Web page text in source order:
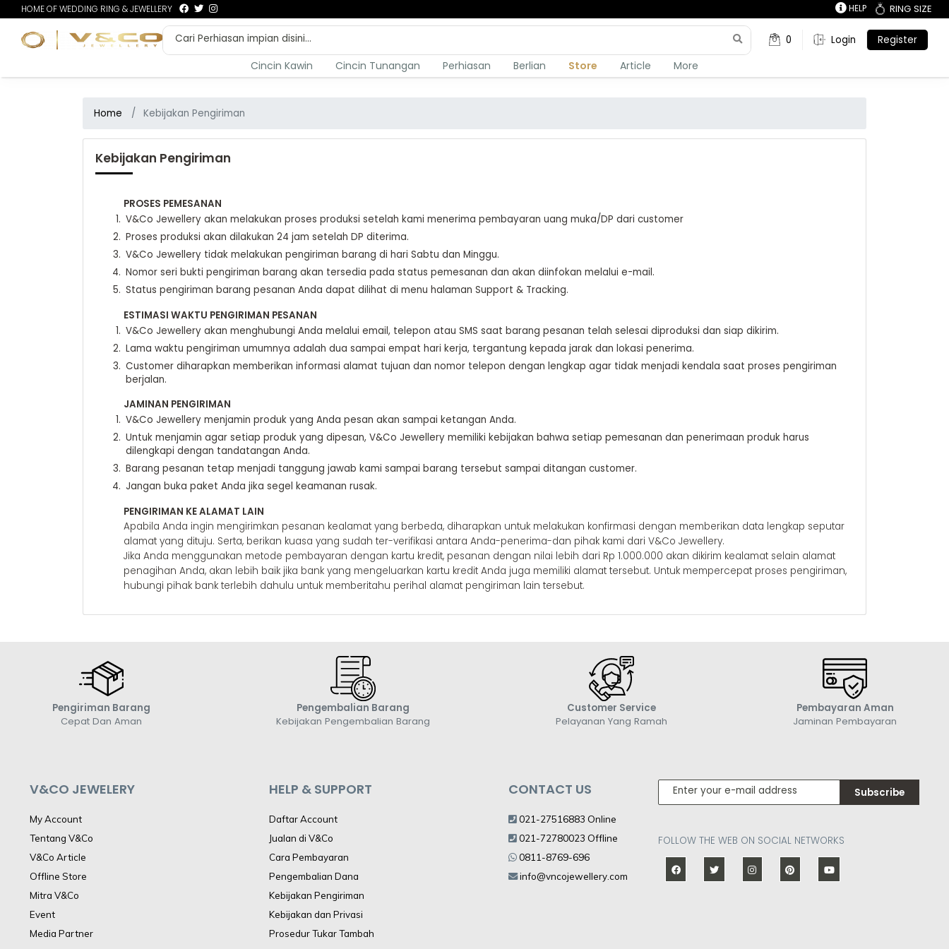
HOME OF WEDDING RING & JEWELLERY HELP RING SIZE
0 Login Register
Cincin Kawin Cincin Tunangan Perhiasan Berlian Store Article More
Home Kebijakan Pengiriman
Kebijakan Pengiriman
PROSES PEMESANAN
V&Co Jewellery akan melakukan proses produksi setelah kami menerima pembayaran uang muka/DP dari customer
Proses produksi akan dilakukan 24 jam setelah DP diterima.
V&Co Jewellery tidak melakukan pengiriman barang di hari Sabtu dan Minggu.
Nomor seri bukti pengiriman barang akan tersedia pada status pemesanan dan akan diinfokan melalui e-mail.
Status pengiriman barang pesanan Anda dapat dilihat di menu halaman Support & Tracking.
ESTIMASI WAKTU PENGIRIMAN PESANAN
V&Co Jewellery akan menghubungi Anda melalui email, telepon atau SMS saat barang pesanan telah selesai diproduksi dan siap dikirim.
Lama waktu pengiriman umumnya adalah dua sampai empat hari kerja, tergantung kepada jarak dan lokasi penerima.
Customer diharapkan memberikan informasi alamat tujuan dan nomor telepon dengan lengkap agar tidak menjadi kendala saat proses pengiriman
berjalan.
JAMINAN PENGIRIMAN
V&Co Jewellery menjamin produk yang Anda pesan akan sampai ketangan Anda.
Untuk menjamin agar setiap produk yang dipesan, V&Co Jewellery memiliki kebijakan bahwa setiap pemesanan dan penerimaan produk harus
dilengkapi dengan tandatangan Anda.
Barang pesanan tetap menjadi tanggung jawab kami sampai barang tersebut sampai ditangan customer.
Jangan buka paket Anda jika segel keamanan rusak.
PENGIRIMAN KE ALAMAT LAIN
Apabila Anda ingin mengirimkan pesanan kealamat yang berbeda, diharapkan untuk melakukan konfirmasi dengan memberikan data lengkap seputar
alamat yang dituju. Serta, berikan kuasa yang sudah ter-verifikasi antara Anda-penerima-dan pihak kami dari V&Co Jewellery.
Jika Anda menggunakan metode pembayaran dengan kartu kredit, pesanan dengan nilai lebih dari Rp 1.000.000 akan dikirim kealamat selain alamat
penagihan Anda, akan lebih baik jika bank yang mengeluarkan kartu kredit Anda juga memiliki alamat tersebut. Untuk mempercepat proses pengiriman,
hubungi pihak bank terlebih dahulu untuk memberitahu perihal alamat pengiriman lain tersebut.
Pengiriman Barang
Cepat Dan Aman
Pengembalian Barang
Kebijakan Pengembalian Barang
Customer Service
Pelayanan Yang Ramah
Pembayaran Aman
Jaminan Pembayaran
V&CO JEWELERY
My Account
Tentang V&Co
V&Co Article
Offline Store
Mitra V&Co
Event
Media Partner
HELP & SUPPORT
Daftar Account
Jualan di V&Co
Cara Pembayaran
Pengembalian Dana
Kebijakan Pengiriman
Kebijakan dan Privasi
Prosedur Tukar Tambah
CONTACT US
021-27516883 Online
021-72780023 Offline
0811-8769-696
info@vncojewellery.com
Subscribe
FOLLOW THE WEB ON SOCIAL NETWORKS